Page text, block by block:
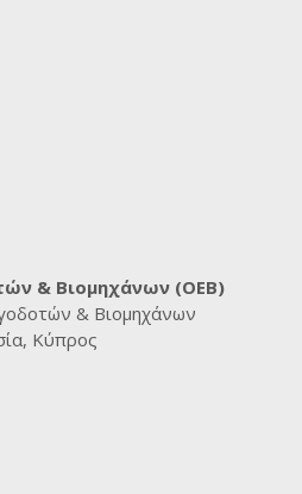
& Βιομηχάνων (ΟΕΒ)
& Βιομηχάνων
Κύπρος